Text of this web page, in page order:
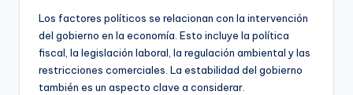
Los factores políticos se relacionan con la intervención
del gobierno en la economía. Esto incluye la política
fiscal, la legislación laboral, la regulación ambiental y las
restricciones comerciales. La estabilidad del gobierno
también es un aspecto clave a considerar.